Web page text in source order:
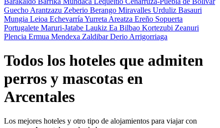
Guecho Arantzazu Zeberio Berango Miravalles Urduliz Basauri
Mungia Leioa Echevarría Yurreta Areatza Ereño Sopuerta
Portugalete Maruri-Jatabe Laukiz Ea Bilbao Kortezubi Zeanuri
Plencia Ermua Mendexa ZaldibarDerio Arrigorriaga
Todos los hoteles que admiten
perros y mascotas en
Arcentales
Los mejores hoteles y otro tipo de alojamientos para viajar con